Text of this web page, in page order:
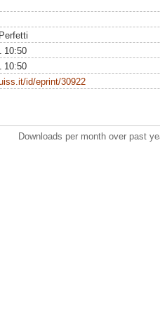
10:50
10:50
id/eprint/30922
Downloads per month over past